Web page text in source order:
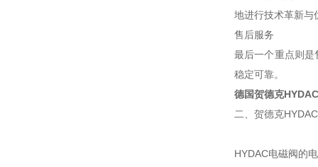
地进行技术革新与
售后服务
最后一个重点则是
稳定可靠。
德国贺德克
二、贺德克
HYDAC电磁阀的